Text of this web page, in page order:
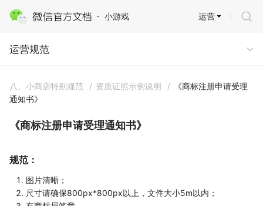
小游戏
运营规范
运营
运营规范
八、小商店特别规范 / 资质证照示例说明 /
《商标注册申请受理
通知书》
《商标注册申请受理通知书》
规范：
图片清晰；
尺寸请确保800px*800px以上，文件大小5m以内；